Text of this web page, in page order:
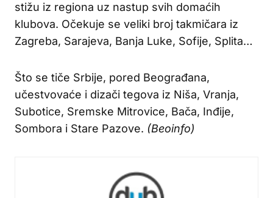
stižu iz regiona uz nastup svih domaćih
klubova. Očekuje se veliki broj takmičara iz
Zagreba, Sarajeva, Banja Luke, Sofije, Splita…
Što se tiče Srbije, pored Beograđana,
učestvovaće i dizači tegova iz Niša, Vranja,
Subotice, Sremske Mitrovice, Bača, Inđije,
Sombora i Stare Pazove. (Beoinfo)